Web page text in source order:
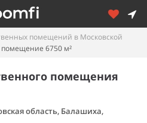
помещений в Московской
6750 м²
помещения
область, Балашиха,